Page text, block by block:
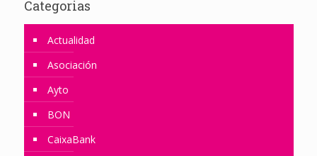
Categorias
Actualidad
Asociación
Ayto
BON
CaixaBank